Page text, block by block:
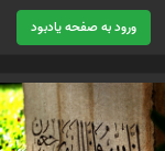
ورود به صفحه یادبود